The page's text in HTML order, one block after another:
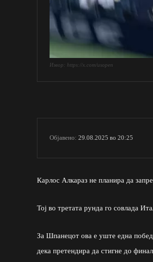
Извор: https://x.com/usopen
Објавено: 29.08.2025 во 20:25
Карлос Алкараз не планира да
Тој во третата рунда го совлада
За Шпанецот ова е уште една
дека претендира да стигне до